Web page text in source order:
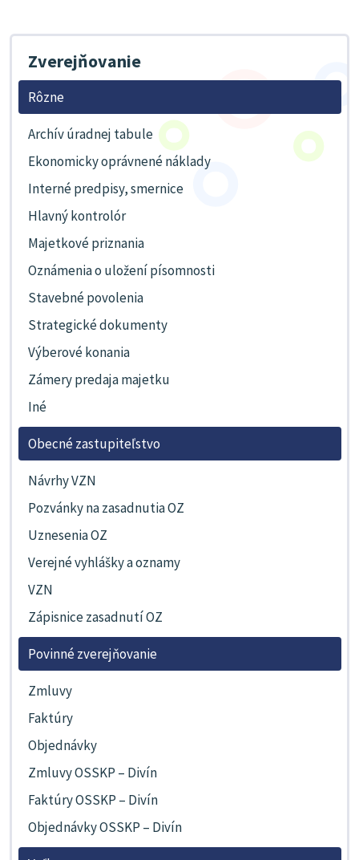
Zverejňovanie
Rôzne
Archív úradnej tabule
Ekonomicky oprávnené náklady
Interné predpisy, smernice
Hlavný kontrolór
Majetkové priznania
Oznámenia o uložení písomnosti
Stavebné povolenia
Strategické dokumenty
Výberové konania
Zámery predaja majetku
Iné
Obecné zastupiteľstvo
Návrhy VZN
Pozvánky na zasadnutia OZ
Uznesenia OZ
Verejné vyhlášky a oznamy
VZN
Zápisnice zasadnutí OZ
Povinné zverejňovanie
Zmluvy
Faktúry
Objednávky
Zmluvy OSSKP – Divín
Faktúry OSSKP – Divín
Objednávky OSSKP – Divín